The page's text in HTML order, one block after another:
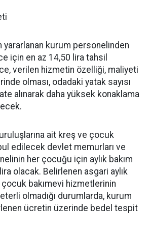
yararlanan kurum personelinden
için en az 14,50 lira tahsil
verilen hizmetin özelliği, maliyeti
olması, odadaki yatak sayısı
alınarak daha yüksek konaklama
ait kreş ve çocuk
edilecek devlet memurları ve
her çocuğu için aylık bakım
olacak. Belirlenen asgari aylık
bakımevi hizmetlerinin
olmadığı durumlarda, kurum
ücretin üzerinde bedel tespit